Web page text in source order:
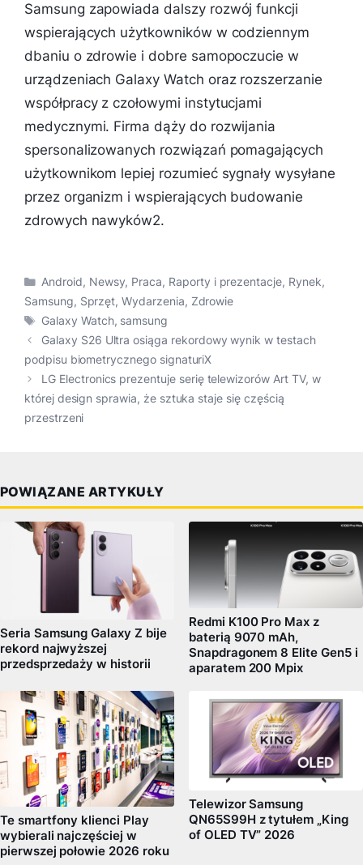
Samsung zapowiada dalszy rozwój funkcji
wspierających użytkowników w codziennym
dbaniu o zdrowie i dobre samopoczucie w
urządzeniach Galaxy Watch oraz rozszerzanie
współpracy z czołowymi instytucjami
medycznymi. Firma dąży do rozwijania
spersonalizowanych rozwiązań pomagających
użytkownikom lepiej rozumieć sygnały wysyłane
przez organizm i wspierających budowanie
zdrowych nawyków2.
Kategorie
Android, Newsy, Praca, Raporty i prezentacje, Rynek,
Samsung, Sprzęt,Wydarzenia, Zdrowie
Tagi
Galaxy Watch, samsung
Galaxy S26 Ultra osiąga rekordowy wynik w testach
podpisu biometrycznego signaturiX
LG Electronics prezentuje serię telewizorów Art TV, w
której design sprawia, że sztuka staje się częścią
przestrzeni
POWIĄZANE ARTYKUŁY
Seria Samsung Galaxy Z bije
rekord najwyższej
przedsprzedaży w historii
Redmi K100 Pro Max z
baterią 9070 mAh,
Snapdragonem 8 Elite Gen5 i
aparatem 200 Mpix
Te smartfony klienci Play
wybierali najczęściej w
pierwszej połowie 2026 roku
Telewizor Samsung
QN65S99H z tytułem „King
of OLED TV” 2026